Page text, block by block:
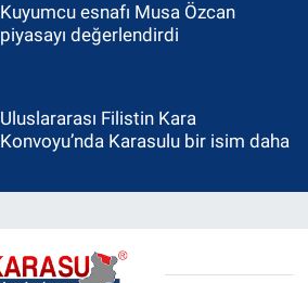
Kuyumcu esnafı Musa Özcan
piyasayı değerlendirdi
Uluslararası Filistin Kara
Konvoyu’nda Karasulu bir isim daha